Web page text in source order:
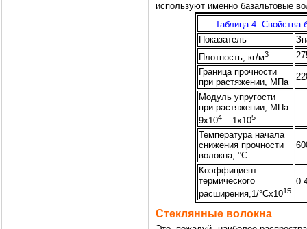
используют именно базальтовые
Таблица 4. Свойства
Показатель
Плотность, кг/м3
Граница прочности
при растяжении, МПа
Модуль упругости
при растяжении, МПа
9х104– 1х105
Температура начала
снижения прочности
волокна, °С
Коэффициент
термического
расширения,1/°Сх1015
Стеклянные волокна